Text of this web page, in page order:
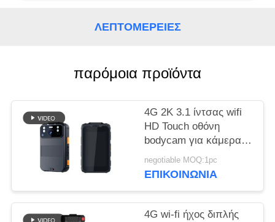
ΥΠΟΘΈΣΕΙΣ
ΖΗΤΉΣΤΕ
ΜΙΑ
ΠΡΟΣΦΟΡΆ
SITEMAP
ΛΕΠΤΟΜΈΡΕΙΕΣ
παρόμοια προϊόντα
4G 2K 3.1 ίντσας wifi
HD Touch οθόνη
bodycam για κάμερα
ασφαλείας επιβολής
του νόμου
negotiable MOQ:1pc
ΕΠΙΚΟΙΝΩΝΊΑ
4G wi-fi ήχος διπλής